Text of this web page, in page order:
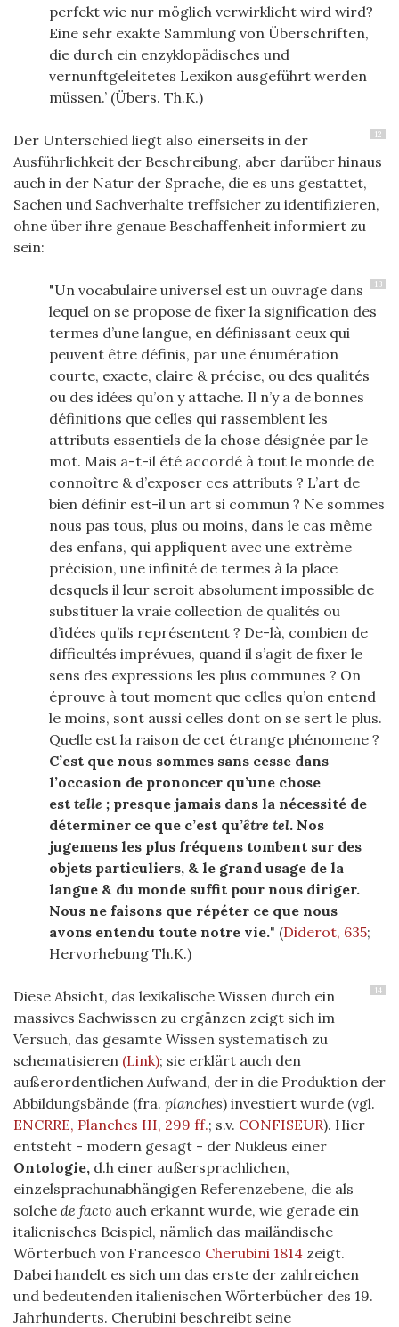
perfekt wie nur möglich verwirklicht wird wird?
Eine sehr exakte Sammlung von Überschriften,
die durch ein enzyklopädisches und
vernunftgeleitetes Lexikon ausgeführt werden
müssen.’ (Übers. Th.K.)
12
Der Unterschied liegt also einerseits in der
Ausführlichkeit der Beschreibung, aber darüber hinaus
auch in der Natur der Sprache, die es uns gestattet,
Sachen und Sachverhalte treffsicher zu identifizieren,
ohne über ihre genaue Beschaffenheit informiert zu
sein:
13
"Un vocabulaire universel est un ouvrage dans
lequel on se propose de fixer la signification des
termes d’une langue, en définissant ceux qui
peuvent être définis, par une énumération
courte, exacte, claire & précise, ou des qualités
ou des idées qu’on y attache. Il n’y a de bonnes
définitions que celles qui rassemblent les
attributs essentiels de la chose désignée par le
mot. Mais a-t-il été accordé à tout le monde de
connoître & d’exposer ces attributs ? L’art de
bien définir est-il un art si commun ? Ne sommes
nous pas tous, plus ou moins, dans le cas même
des enfans, qui appliquent avec une extrème
précision, une infinité de termes à la place
desquels il leur seroit absolument impossible de
substituer la vraie collection de qualités ou
d’idées qu’ils représentent ? De-là, combien de
difficultés imprévues, quand il s’agit de fixer le
sens des expressions les plus communes ? On
éprouve à tout moment que celles qu’on entend
le moins, sont aussi celles dont on se sert le plus.
Quelle est la raison de cet étrange phénomene ?
C’est que nous sommes sans cesse dans
l’occasion de prononcer qu’une chose
est telle ; presque jamais dans la nécessité de
déterminer ce que c’est qu’être tel. Nos
jugemens les plus fréquens tombent sur des
objets particuliers, & le grand usage de la
langue & du monde suffit pour nous diriger.
Nous ne faisons que répéter ce que nous
avons entendu toute notre vie." (Diderot, 635;
Hervorhebung Th.K.)
14
Diese Absicht, das lexikalische Wissen durch ein
massives Sachwissen zu ergänzen zeigt sich im
Versuch, das gesamte Wissen systematisch zu
schematisieren (Link); sie erklärt auch den
außerordentlichen Aufwand, der in die Produktion der
Abbildungsbände (fra. planches) investiert wurde (vgl.
ENCRRE, Planches III, 299 ff.; s.v. CONFISEUR). Hier
entsteht - modern gesagt - der Nukleus einer
Ontologie, d.h einer außersprachlichen,
einzelsprachunabhängigen Referenzebene, die als
solche de facto auch erkannt wurde, wie gerade ein
italienisches Beispiel, nämlich das mailändische
Wörterbuch von Francesco Cherubini 1814 zeigt.
Dabei handelt es sich um das erste der zahlreichen
und bedeutenden italienischen Wörterbücher des 19.
Jahrhunderts. Cherubini beschreibt seine